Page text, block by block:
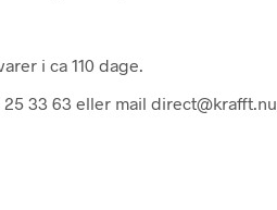
i ca 110 dage.
33 63 eller mail direct@krafft.nu